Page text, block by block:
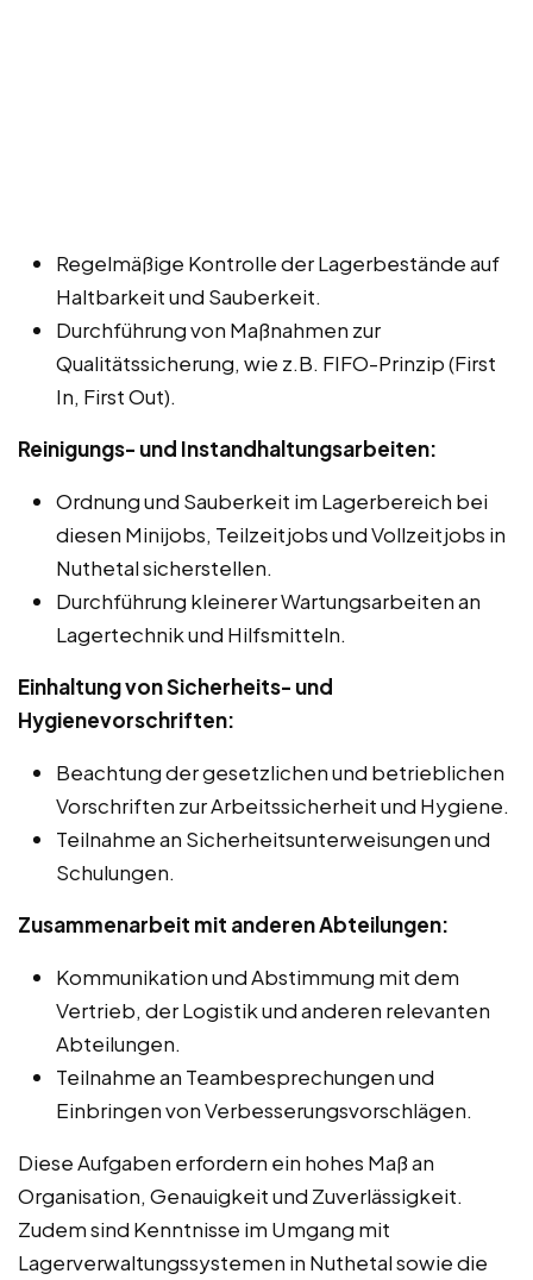
Regelmäßige Kontrolle der Lagerbestände auf
Haltbarkeit und Sauberkeit.
Durchführung von Maßnahmen zur
Qualitätssicherung, wie z.B. FIFO-Prinzip (First
In, First Out).
Reinigungs- und Instandhaltungsarbeiten:
Ordnung und Sauberkeit im Lagerbereich bei
diesen Minijobs, Teilzeitjobs und Vollzeitjobs in
Nuthetal sicherstellen.
Durchführung kleinerer Wartungsarbeiten an
Lagertechnik und Hilfsmitteln.
Einhaltung von Sicherheits- und
Hygienevorschriften:
Beachtung der gesetzlichen und betrieblichen
Vorschriften zur Arbeitssicherheit und Hygiene.
Teilnahme an Sicherheitsunterweisungen und
Schulungen.
Zusammenarbeit mit anderen Abteilungen:
Kommunikation und Abstimmung mit dem
Vertrieb, der Logistik und anderen relevanten
Abteilungen.
Teilnahme an Teambesprechungen und
Einbringen von Verbesserungsvorschlägen.
Diese Aufgaben erfordern ein hohes Maß an
Organisation, Genauigkeit und Zuverlässigkeit.
Zudem sind Kenntnisse im Umgang mit
Lagerverwaltungssystemen in Nuthetal sowie die